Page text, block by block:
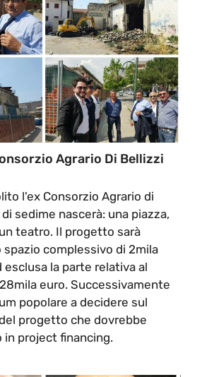
Agrario Di Bellizzi
l'ex Consorzio Agrario di
sedime nascerà: una piazza,
teatro. Il progetto sarà
spazio complessivo di 2mila
la parte relativa al
euro. Successivamente
popolare a decidere sul
progetto che dovrebbe
in project financing.